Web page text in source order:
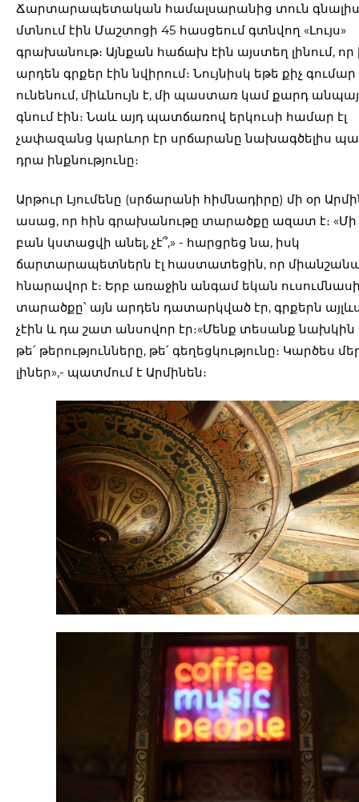
Ճարտարապետական համալսարանից տուն
մտնում էին Մաշտոցի 45 հասցեում գտնվող «Լույս»
գրախանութ։ Այնքան հաճախ էին այստեղ լինում, որ
արդեն գրքեր էին նվիրում։ Նույնիսկ եթե քիչ գումար
ունենում, միևնույն է, մի պաստառ կամ քարդ
գնում էին։ Նաև այդ պատճառով երկուսի համար էլ
չափազանց կարևոր էր սրճարանը նախագծելիս
դրա ինքնությունը։
Արթուր Լյումենը (սրճարանի հիմնադիրը) մի օր
ասաց, որ հին գրախանութը տարածքը ազատ է։
բան կստացվի անել, չէ՞,» - հարցրեց նա, իսկ
ճարտարապետներն էլ հաստատեցին, որ
հնարավոր է։ Երբ առաջին անգամ եկան
տարածքը՝ այն արդեն դատարկված էր, գրքերն
չէին և դա շատ անսովոր էր։«Մենք տեսանք նախկին
թե՛ թերությունները, թե՛ գեղեցկությունը։ Կարծես
լիներ»,- պատմում է Արմինեն։